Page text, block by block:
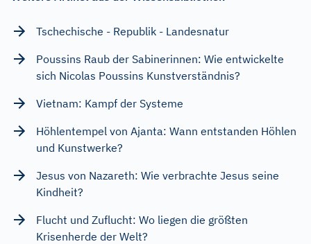
Tschechische - Republik - Landesnatur
Poussins Raub der Sabinerinnen: Wie entwickelte
sich Nicolas Poussins Kunstverständnis?
Vietnam: Kampf der Systeme
Höhlentempel von Ajanta: Wann entstanden Höhlen
und Kunstwerke?
Jesus von Nazareth: Wie verbrachte Jesus seine
Kindheit?
Flucht und Zuflucht: Wo liegen die größten
Krisenherde der Welt?